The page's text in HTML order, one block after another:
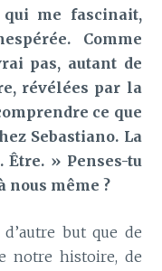
me fascinait,
Comme
pas, autant de
révélées par la
ce que
Sebastiano. La
» Penses-tu
nous même ?
but que de
notre histoire, de